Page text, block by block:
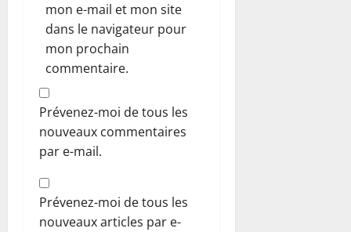
mon e-mail et mon site
dans le navigateur pour
mon prochain
commentaire.
Prévenez-moi de tous les
nouveaux commentaires
par e-mail.
Prévenez-moi de tous les
nouveaux articles par e-